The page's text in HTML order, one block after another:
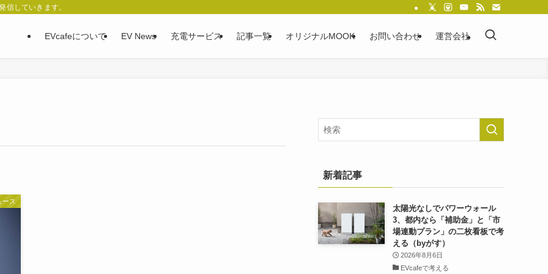
信していきます。
EVcafeについて EV News 充電サービス 記事一覧 オリジナルMOOK お問い合わせ 運営会社
ース
新着記事
太陽光なしでパワーウォール
3、都内なら「補助金」と「市
場連動プラン」の二枚看板で考
える（byがす）
2026年8月6日
EVcafeで考える